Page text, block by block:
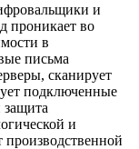
и
проникает во
в
письма
сканирует
подключенные
защита
и
производственной